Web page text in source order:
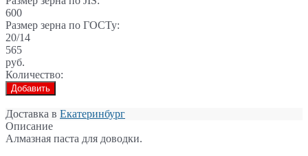
600
Размер зерна по ГОСТу:
20/14
565
руб.
Количество:
Добавить
Доставка в Екатеринбург
Описание
Алмазная паста для доводки.